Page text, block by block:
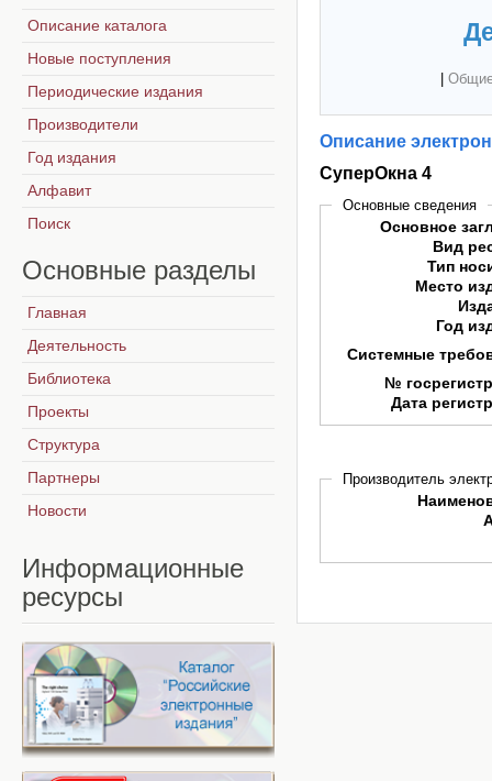
Описание
СуперОкна 4
Основные сведения
Основное
Вид
Тип
Место
Год
Системные
№
Дата
Производитель
Описание каталога
Новые поступления
Периодические издания
Производители
Год издания
Алфавит
Поиск
Основные разделы
Главная
Деятельность
Библиотека
Проекты
Структура
Партнеры
Новости
Информационные
ресурсы